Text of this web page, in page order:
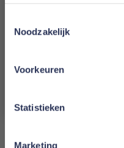
Noodzakelijk
Voorkeuren
Statistieken
Marketing
Balder Sofa Bed
Schrijf uw eigen
Daybed - stof
E-mail